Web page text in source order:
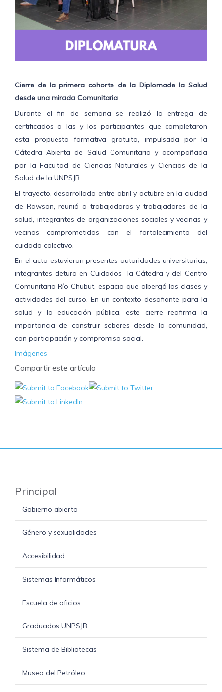
Cierre de la primera cohorte de la Diplomade la Salud
desde una mirada Comunitaria
Durante el fin de semana se realizó la entrega de
certificados a las y los participantes que completaron
esta propuesta formativa gratuita, impulsada por la
Cátedra Abierta de Salud Comunitaria y acompañada
por la Facultad de Ciencias Naturales y Ciencias de la
Salud de la UNPSJB.
El trayecto, desarrollado entre abril y octubre en la ciudad
de Rawson, reunió a trabajadoras y trabajadores de la
salud, integrantes de organizaciones sociales y vecinas y
vecinos comprometidos con el fortalecimiento del
cuidado colectivo.
En el acto estuvieron presentes autoridades universitarias,
integrantes detura en Cuidados
la Cátedra y del Centro
Comunitario Río Chubut, espacio que albergó las clases y
actividades del curso. En un contexto desafiante para la
salud y la educación pública, este cierre reafirma la
importancia de construir saberes desde la comunidad,
con participación y compromiso social.
Imágenes
Compartir este artículo
Principal
Gobierno abierto
Género y sexualidades
Accesibilidad
Sistemas Informáticos
Escuela de oficios
Graduados UNPSJB
Sistema de Bibliotecas
Museo del Petróleo